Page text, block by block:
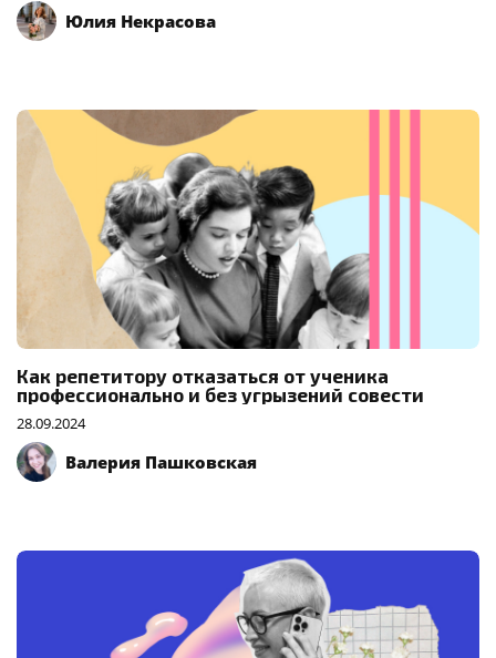
Юлия Некрасова
Как репетитору отказаться от ученика
профессионально и без угрызений совести
28.09.2024
Валерия Пашковская